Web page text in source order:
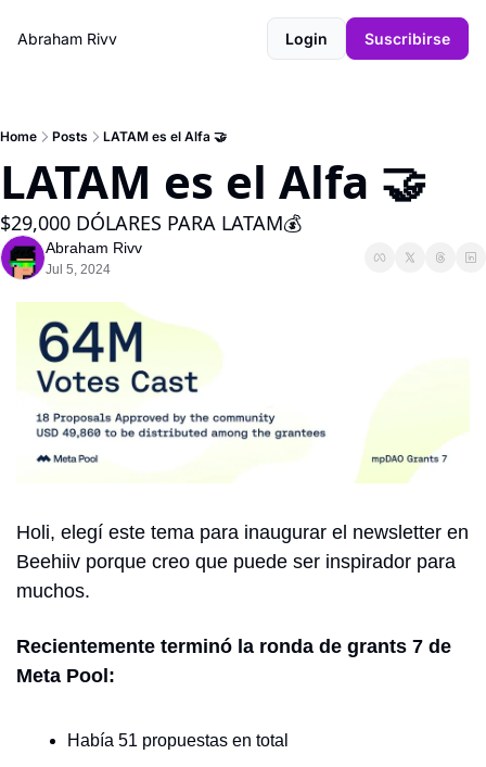
Abraham Rivv Login Suscribirse
Home Posts LATAM es el Alfa 🤝
LATAM es el Alfa 🤝
$29,000 DÓLARES PARA LATAM💰
Abraham Rivv
Jul 5, 2024
Holi, elegí este tema para inaugurar el newsletter en
Beehiiv porque creo que puede ser inspirador para
muchos.
Recientemente terminó la ronda de grants 7 de
Meta Pool:
Había 51 propuestas en total